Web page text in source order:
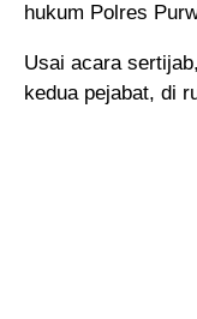
hukum Polres
Usai acara
kedua pejabat, di